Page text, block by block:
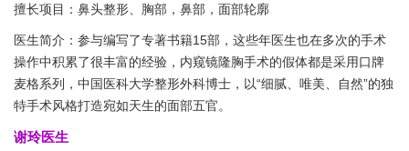
擅长项目：鼻头整形、胸部，鼻部，面部轮廓
医生简介：参与编写了专著书籍15部，这些年医生也在多次的手术
操作中积累了很丰富的经验，内窥镜隆胸手术的假体都是采用口牌
麦格系列，中国医科大学整形外科博士，以“细腻、唯美、自然”的独
特手术风格打造宛如天生的面部五官。
谢玲医生